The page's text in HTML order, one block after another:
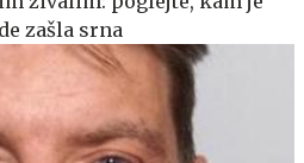
zašla srna